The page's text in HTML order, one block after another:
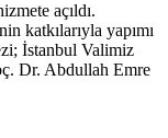
açıldı.
katkılarıyla yapımı
İstanbul Valimiz
Dr. Abdullah Emre